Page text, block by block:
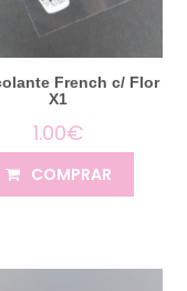
French c/ Flor
X1
1.00€
COMPRAR